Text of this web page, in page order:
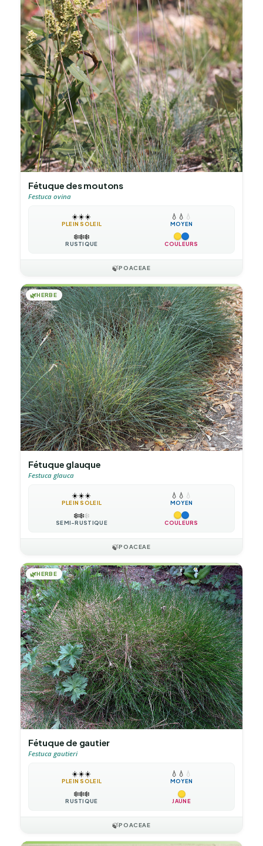
Fétuque des moutons
Festuca ovina
☀️☀️☀️
PLEIN SOLEIL
💧 💧 💧
MOYEN
❄️❄️❄️
RUSTIQUE COULEURS
🍃POACEAE
🌿HERBE
Fétuque glauque
Festuca glauca
☀️☀️☀️
PLEIN SOLEIL
💧 💧 💧
MOYEN
❄️❄️❄️
SEMI-RUSTIQUE COULEURS
🍃POACEAE
🌿HERBE
Fétuque de gautier
Festuca gautieri
☀️☀️☀️
PLEIN SOLEIL
💧 💧 💧
MOYEN
❄️❄️❄️
RUSTIQUE JAUNE
🍃POACEAE